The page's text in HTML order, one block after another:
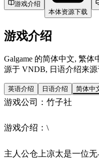
游戏介绍
本体资源下载
游戏介绍
Galgame 的简体中文, 繁
源于 VNDB, 日语介绍来源
英语介绍 日语介绍 简体中
游戏公司：竹子社
游戏介绍：\
主人公仓上凉太是一位